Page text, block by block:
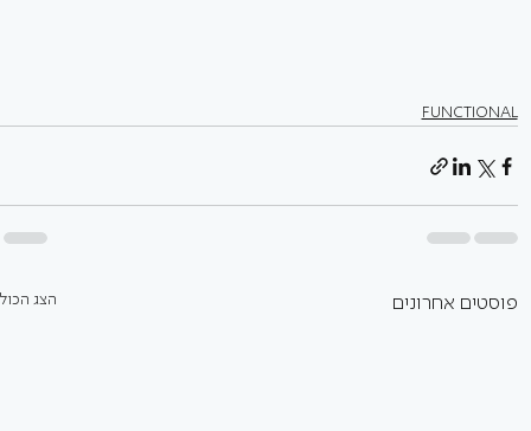
FUNCTIONAL
פוסטים אחרונים הצג הכול